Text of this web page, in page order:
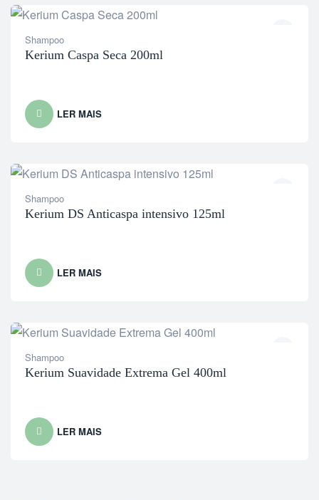
Shampoo
Kerium Caspa Seca 200ml
LER MAIS
Shampoo
Kerium DS Anticaspa intensivo 125ml
LER MAIS
Shampoo
Kerium Suavidade Extrema Gel 400ml
LER MAIS